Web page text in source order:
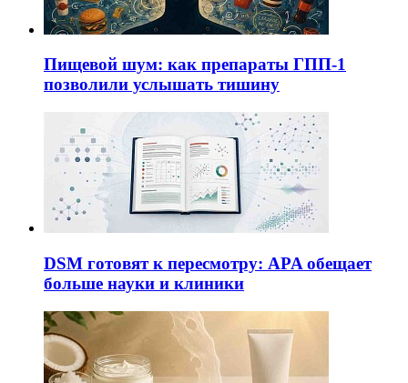
Пищевой шум: как препараты ГПП-1
позволили услышать тишину
DSM готовят к пересмотру: APA обещает
больше науки и клиники